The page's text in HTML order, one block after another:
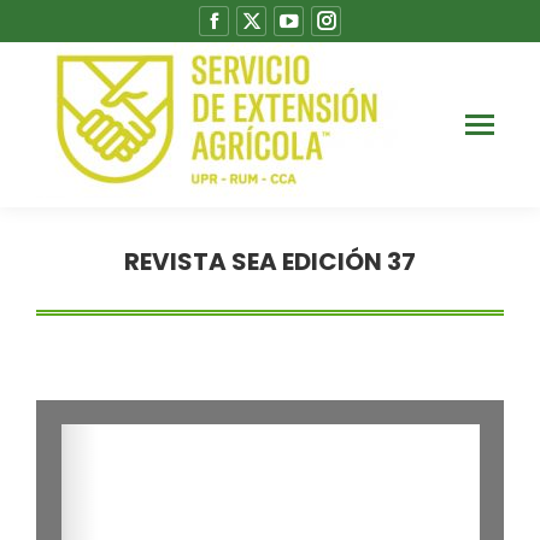
REVISTA SEA EDICIÓN 37